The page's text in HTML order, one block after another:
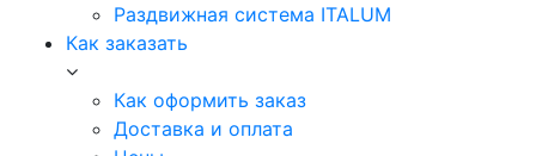
Раздвижная система ITALUM
Как заказать
Как оформить заказ
Доставка и оплата